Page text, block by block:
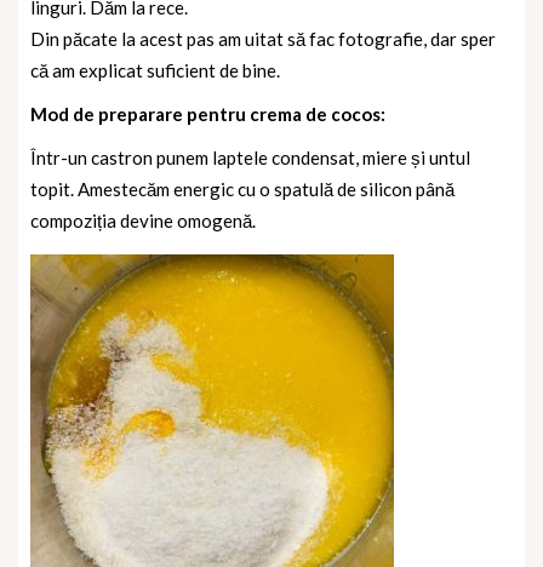
linguri. Dăm la rece.
Din păcate la acest pas am uitat să fac fotografie, dar sper
că am explicat suficient de bine.
Mod de preparare pentru crema de cocos:
Într-un castron punem laptele condensat, miere și untul
topit. Amestecăm energic cu o spatulă de silicon până
compoziția devine omogenă.